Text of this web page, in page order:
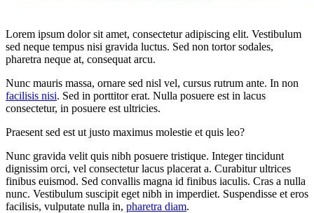
Lorem ipsum dolor sit amet, consectetur adipiscing elit. Vestibulum
sed neque tempus nisi gravida luctus. Sed non tortor sodales,
pharetra neque at, consequat arcu.
Nunc mauris massa, ornare sed nisl vel, cursus rutrum ante. In non
facilisis nisi. Sed in porttitor erat. Nulla posuere est in lacus
consectetur, in posuere est ultricies.
Praesent sed est ut justo maximus molestie et quis leo?
Nunc gravida velit quis nibh posuere tristique. Integer tincidunt
dignissim orci, vel consectetur lacus placerat a. Curabitur ultrices
finibus euismod. Sed convallis magna id finibus iaculis. Cras a nulla
nunc. Vestibulum suscipit eget nibh in imperdiet. Suspendisse et eros
facilisis, vulputate nulla in, pharetra diam.